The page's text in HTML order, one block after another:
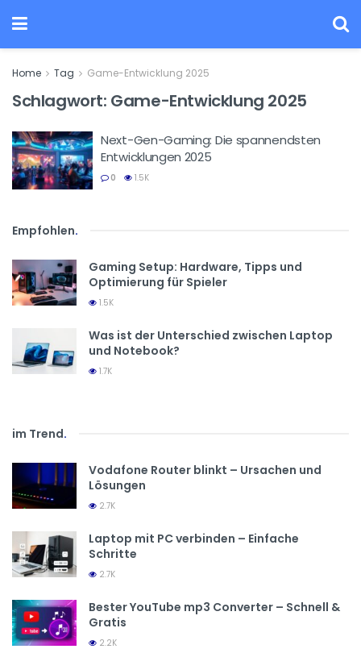
Home Tag Game-Entwicklung 2025
Schlagwort: Game-Entwicklung 2025
Next-Gen-Gaming: Die spannendsten
Entwicklungen 2025
0 1.5K
Empfohlen.
Gaming Setup: Hardware, Tipps und
Optimierung für Spieler
1.5K
Was ist der Unterschied zwischen Laptop
und Notebook?
1.7K
im Trend.
Vodafone Router blinkt – Ursachen und
Lösungen
2.7K
Laptop mit PC verbinden – Einfache
Schritte
2.7K
Bester YouTube mp3 Converter – Schnell &
Gratis
2.2K